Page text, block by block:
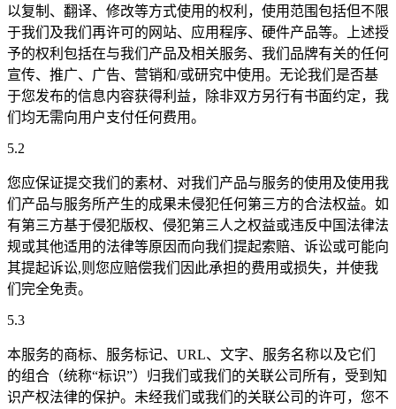
以复制、翻译、修改等方式使用的权利，使用范围包括但不限
于我们及我们再许可的网站、应用程序、硬件产品等。上述授
予的权利包括在与我们产品及相关服务、我们品牌有关的任何
宣传、推广、广告、营销和/或研究中使用。无论我们是否基
于您发布的信息内容获得利益，除非双方另行有书面约定，我
们均无需向用户支付任何费用。
5.2
您应保证提交我们的素材、对我们产品与服务的使用及使用我
们产品与服务所产生的成果未侵犯任何第三方的合法权益。如
有第三方基于侵犯版权、侵犯第三人之权益或违反中国法律法
规或其他适用的法律等原因而向我们提起索赔、诉讼或可能向
其提起诉讼,则您应赔偿我们因此承担的费用或损失，并使我
们完全免责。
5.3
本服务的商标、服务标记、URL、文字、服务名称以及它们
的组合（统称“标识”）归我们或我们的关联公司所有，受到知
识产权法律的保护。未经我们或我们的关联公司的许可，您不